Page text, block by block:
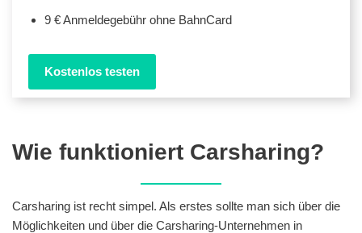
9 € Anmeldegebühr ohne BahnCard
Kostenlos testen
Wie funktioniert Carsharing?
Carsharing ist recht simpel. Als erstes sollte man sich über die
Möglichkeiten und über die Carsharing-Unternehmen in